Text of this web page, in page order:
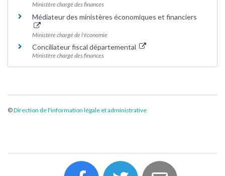
Ministère chargé des finances
Médiateur des ministères économiques et financiers
Ministère chargé de l'économie
Conciliateur fiscal départemental
Ministère chargé des finances
©Direction de l'information légale et administrative